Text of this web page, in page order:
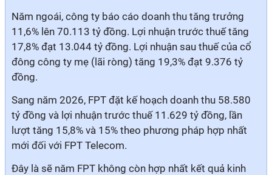
Năm ngoái, công ty báo cáo doanh thu tăng trưởng
11,6% lên 70.113 tỷ đồng. Lợi nhuận trước thuế tăng
17,8% đạt 13.044 tỷ đồng. Lợi nhuận sau thuế của cổ
đông công ty mẹ (lãi ròng) tăng 19,3% đạt 9.376 tỷ
đồng.
Sang năm 2026, FPT đặt kế hoạch doanh thu 58.580
tỷ đồng và lợi nhuận trước thuế 11.629 tỷ đồng, lần
lượt tăng 15,8% và 15% theo phương pháp hợp nhất
mới đối với FPT Telecom.
Đây là sẽ năm FPT không còn hợp nhất kết quả kinh